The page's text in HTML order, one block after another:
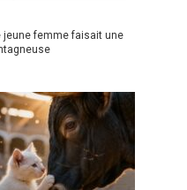
jeune femme faisait une